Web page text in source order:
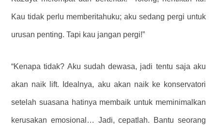
Kau tidak perlu memberitahuku; aku sedang pergi untuk
urusan penting. Tapi kau jangan pergi!”
“Kenapa tidak? Aku sudah dewasa, jadi tentu saja aku
akan naik lift. Idealnya, aku akan naik ke konservatori
setelah suasana hatinya membaik untuk meminimalkan
kerusakan emosional… Jadi, cepatlah. Bantu seorang